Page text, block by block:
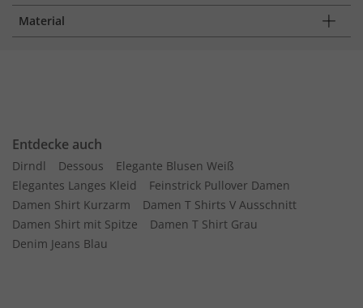
Material
Entdecke auch
Dirndl Dessous
Elegante Blusen Weiß
Elegantes Langes Kleid
Feinstrick Pullover Damen
Damen Shirt Kurzarm
Damen T Shirts V Ausschnitt
Damen Shirt mit Spitze
Damen T Shirt Grau
Denim Jeans Blau